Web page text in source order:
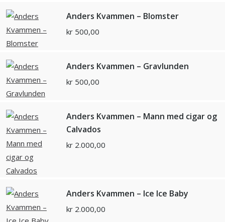
Anders Kvammen – Blomster
kr 500,00
Anders Kvammen – Gravlunden
kr 500,00
Anders Kvammen – Mann med cigar og
Calvados
kr 2.000,00
Anders Kvammen – Ice Ice Baby
kr 2.000,00